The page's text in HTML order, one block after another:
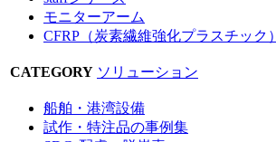
モニターアーム
CFRP（炭素繊維強化プラスチック）
CATEGORY ソリューション
船舶・港湾設備
試作・特注品の事例集